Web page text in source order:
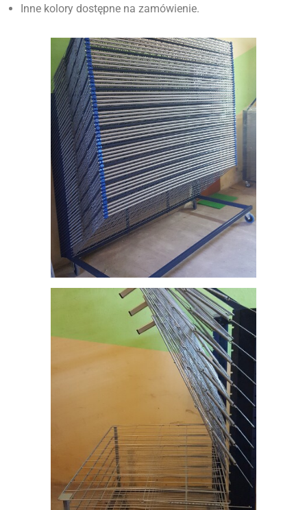
Inne kolory dostępne na zamówienie.